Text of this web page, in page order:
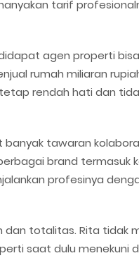
tarif
agen properti
rumah miliaran
rendah hati dan
tawaran
brand termasuk
profesinya
dan totalitas. Rita tidak
saat dulu menekuni